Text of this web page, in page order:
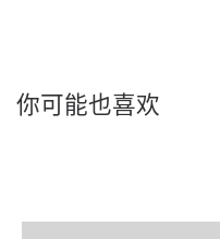
你可能也喜欢